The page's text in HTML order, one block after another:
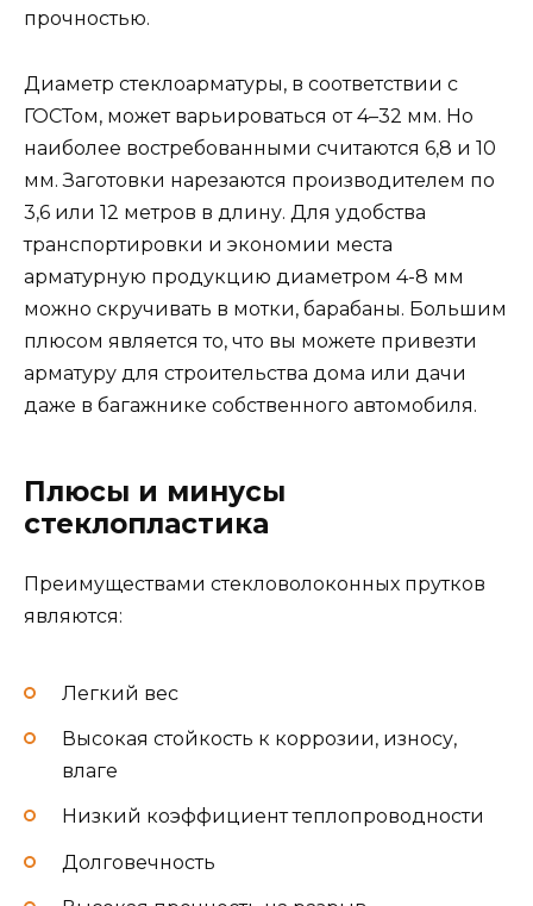
прочностью.
Диаметр стеклоарматуры, в соответствии с
ГОСТом, может варьироваться от 4–32 мм. Но
наиболее востребованными считаются 6,8 и 10
мм. Заготовки нарезаются производителем по
3,6 или 12 метров в длину. Для удобства
транспортировки и экономии места
арматурную продукцию диаметром 4-8 мм
можно скручивать в мотки, барабаны. Большим
плюсом является то, что вы можете привезти
арматуру для строительства дома или дачи
даже в багажнике собственного автомобиля.
Плюсы и минусы
стеклопластика
Преимуществами стекловолоконных прутков
являются:
Легкий вес
Высокая стойкость к коррозии, износу,
влаге
Низкий коэффициент теплопроводности
Долговечность